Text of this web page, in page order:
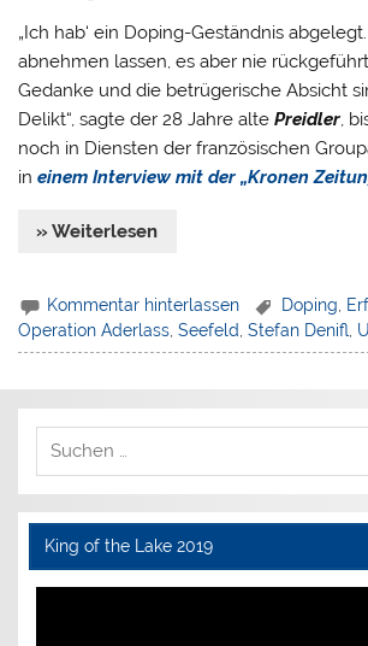
„Ich hab‘ ein Doping-Geständnis
abnehmen lassen, es aber nie
Gedanke und die betrügerische Absicht
Delikt“, sagte der 28 Jahre altePreidler,
noch in Diensten der französischen
ineinem Interview mit der „Kronen
» Weiterlesen
Kommentar hinterlassen Doping
Operation Aderlass,Seefeld,Stefan Denifl,
King of the Lake 2019
Video-